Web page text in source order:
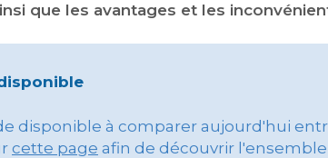
que les avantages et les
disponible à comparer aujourd'hui
cette page afin de découvrir